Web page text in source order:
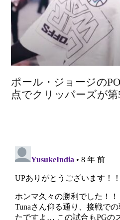
ポール・ジョージの
点でクリッパーズが第